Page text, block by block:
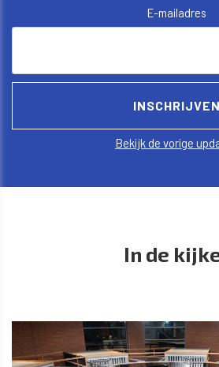
E-mailadres
Bekijk de vorige
In de